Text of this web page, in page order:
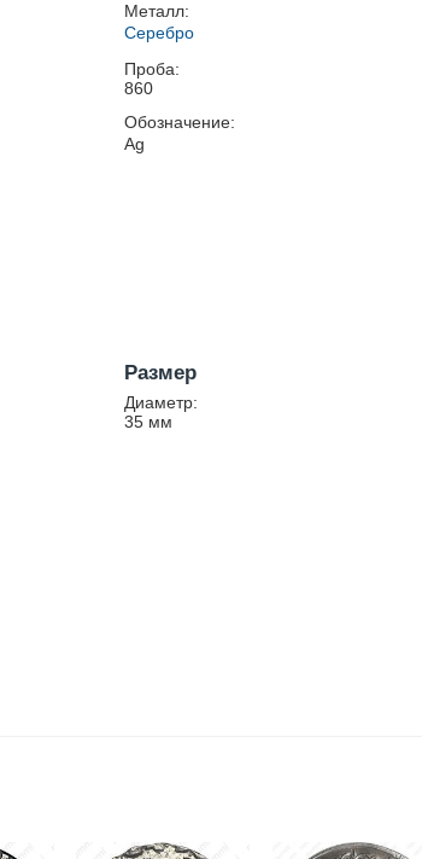
Металл:
Серебро
Проба:
860
Обозначение:
Ag
Размер
Диаметр:
35 мм